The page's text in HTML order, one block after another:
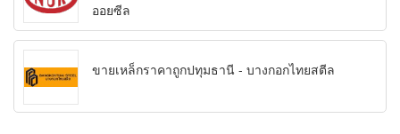
ออยซีล
ขายเหล็กราคาถูกปทุมธานี - บางกอกไทยสตีล